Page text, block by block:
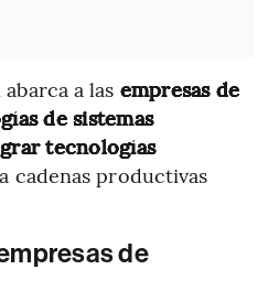
a las empresas de
de sistemas
tecnologías
cadenas productivas
de